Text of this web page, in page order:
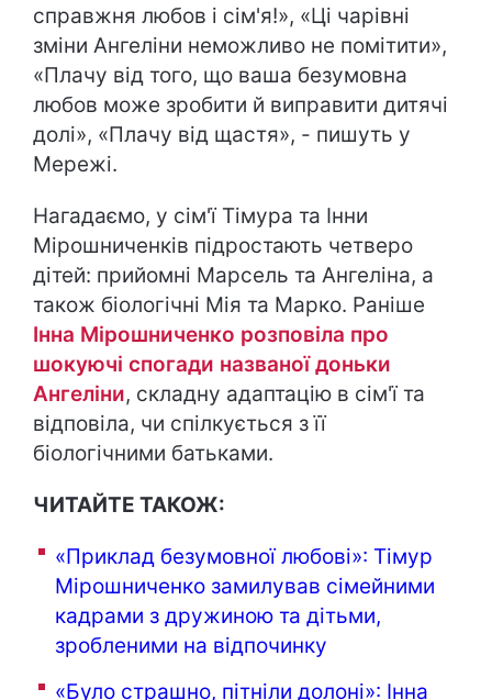
справжня любов і сім'я!», «Ці чарівні
зміни Ангеліни неможливо не помітити»,
«Плачу від того, що ваша безумовна
любов може зробити й виправити дитячі
долі», «Плачу від щастя», - пишуть у
Мережі.
Нагадаємо, у сім'ї Тімура та Інни
Мірошниченків підростають четверо
дітей: прийомні Марсель та Ангеліна, а
також біологічні Мія та Марко. Раніше
Інна Мірошниченко розповіла про
шокуючі спогади названої доньки
Ангеліни, складну адаптацію в сім'ї та
відповіла, чи спілкується з її
біологічними батьками.
ЧИТАЙТЕ ТАКОЖ:
«Приклад безумовної любові»: Тімур
Мірошниченко замилував сімейними
кадрами з дружиною та дітьми,
зробленими на відпочинку
«Було страшно, пітніли долоні»: Інна